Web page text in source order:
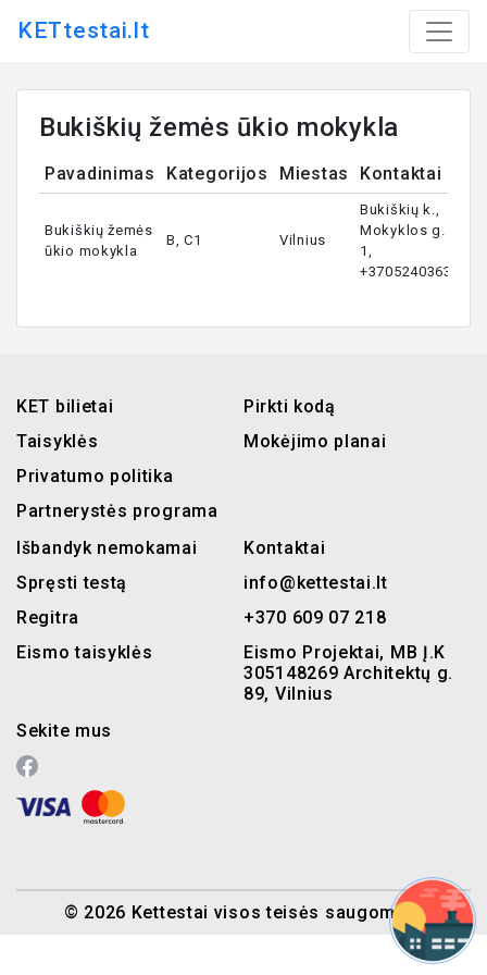
KETtestai.lt
Bukiškių žemės ūkio mokykla
Pavadinimas Kategorijos Miestas Kontaktai
Bukiškių žemės
ūkio mokykla
B, C1 Vilnius
Bukiškių k.,
Mokyklos g.
1,
+37052403631
KET bilietai
Taisyklės
Privatumo politika
Partnerystės programa
Pirkti kodą
Mokėjimo planai
Išbandyk nemokamai
Spręsti testą
Regitra
Eismo taisyklės
Sekite mus
Kontaktai
info@kettestai.lt
+370 609 07 218
Eismo Projektai, MB Į.K
305148269 Architektų g.
89, Vilnius
© 2026 Kettestai visos teisės saugomos.